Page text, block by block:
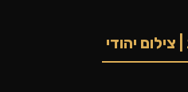
צילום יהודי